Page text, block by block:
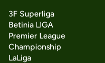
3F Superliga
Betinia LIGA
Premier League
Championship
LaLiga